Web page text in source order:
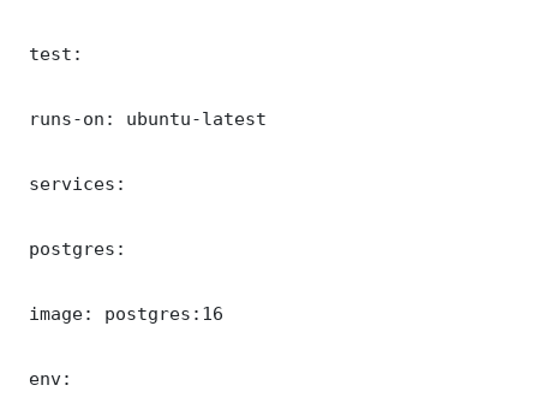
test:
runs-on: ubuntu-latest
services:
postgres:
image: postgres:16
env: